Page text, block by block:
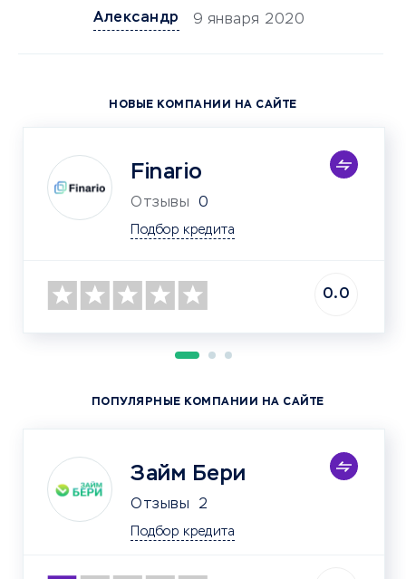
Александр 9 января 2020
НОВЫЕ КОМПАНИИ НА САЙТЕ
Finario
Отзывы 0
Подбор кредита
0.0
ПОПУЛЯРНЫЕ КОМПАНИИ НА САЙТЕ
Займ Бери
Отзывы 2
Подбор кредита